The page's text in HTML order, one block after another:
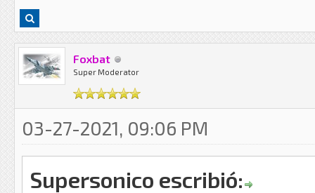
Foxbat
Super Moderator
03-27-2021, 09:06 PM
Supersonico escribió: